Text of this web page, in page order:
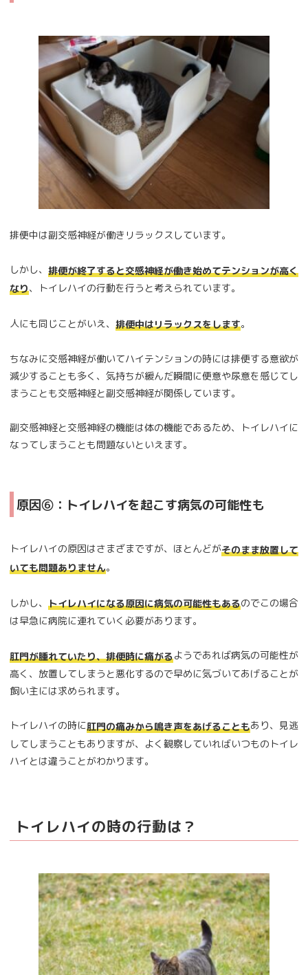
排便中は副交感神経が働きリラックスしています。
しかし、 排便が終了すると交感神経が働き始めてテンションが高く
なり、トイレハイの行動を行うと考えられています。
人にも同じことがいえ、 排便中はリラックスをします。
ちなみに交感神経が働いてハイテンションの時には排便する意欲が
減少することも多く、気持ちが緩んだ瞬間に便意や尿意を感じてし
まうことも交感神経と副交感神経が関係しています。
副交感神経と交感神経の機能は体の機能であるため、トイレハイに
なってしまうことも問題ないといえます。
原因⑥：トイレハイを起こす病気の可能性も
トイレハイの原因はさまざまですが、ほとんどがそのまま放置して
いても問題ありません。
しかし、 トイレハイになる原因に病気の可能性もあるのでこの場合
は早急に病院に連れていく必要があります。
肛門が腫れていたり、排便時に痛がるようであれば病気の可能性が
高く、放置してしまうと悪化するので早めに気づいてあげることが
飼い主には求められます。
トイレハイの時に肛門の痛みから鳴き声をあげることもあり、見逃
してしまうこともありますが、よく観察していればいつものトイレ
ハイとは違うことがわかります。
トイレハイの時の行動は？